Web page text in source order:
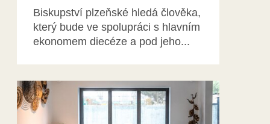
Biskupství plzeňské hledá člověka,
který bude ve spolupráci s hlavním
ekonomem diecéze a pod jeho...
Obrázek novinky